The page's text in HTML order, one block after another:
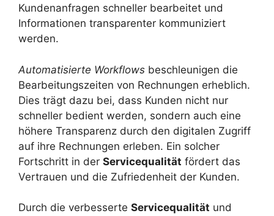
Kundenanfragen schneller bearbeitet und
Informationen transparenter kommuniziert
werden.
Automatisierte Workflows beschleunigen die
Bearbeitungszeiten von Rechnungen erheblich.
Dies trägt dazu bei, dass Kunden nicht nur
schneller bedient werden, sondern auch eine
höhere Transparenz durch den digitalen Zugriff
auf ihre Rechnungen erleben. Ein solcher
Fortschritt in der Servicequalität fördert das
Vertrauen und die Zufriedenheit der Kunden.
Durch die verbesserte Servicequalität und